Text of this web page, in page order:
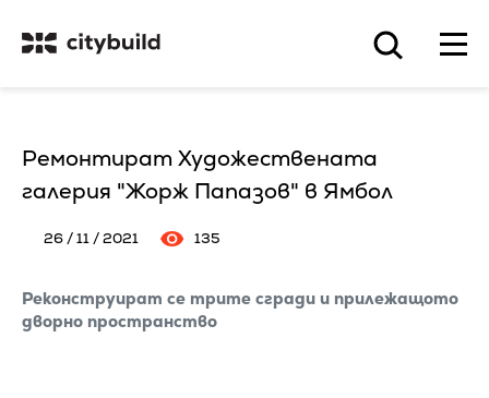
Ремонтират Художествената
галерия "Жорж Папазов" в Ямбол
26 / 11 / 2021 135
Реконструират се трите сгради и прилежащото
дворно пространство